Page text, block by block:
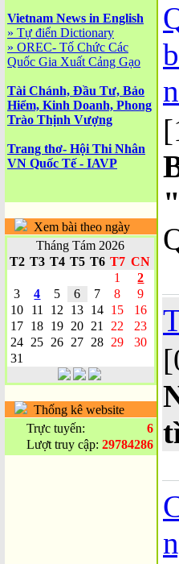
Vietnam News in English
» Tự điển Dictionary
» OREC- Tố Chức Các
Quốc Gia Xuất Cảng Gạo
Tài Chánh, Đầu Tư, Bảo
Hiểm, Kinh Doanh, Phong
Trào Thịnh Vượng
Trang thơ- Hội Thi Nhân
VN Quốc Tế - IAVP
Xem bài theo ngày
Tháng Tám 2026
T2 T3 T4 T5 T6 T7 CN
1
2
3
4 5 6 7 8
9
10
11 12 13 14 15
16
17 18 19 20 21 22
23
24 25 26 27 28 29
30
31
Thống kê website
Trực tuyến:
6
Lượt truy cập: 29784286